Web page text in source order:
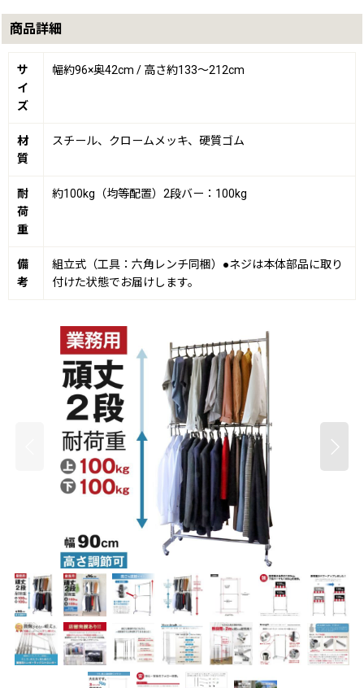
商品詳細
サ
イ
ズ
幅約96×奥42cm / 高さ約133〜212cm
材
質
スチール、クロームメッキ、硬質ゴム
耐
荷
重
約100kg（均等配置）2段バー：100kg
備
考
組立式（工具：六角レンチ同梱）●ネジは本体部品に取り
付けた状態でお届けします。